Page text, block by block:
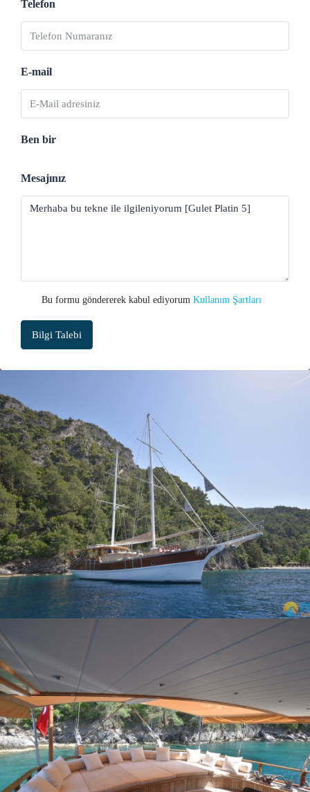
Telefon
E-mail
Ben bir
Mesajınız
Bu formu göndererek kabul ediyorum Kullanım Şartları
Bilgi Talebi